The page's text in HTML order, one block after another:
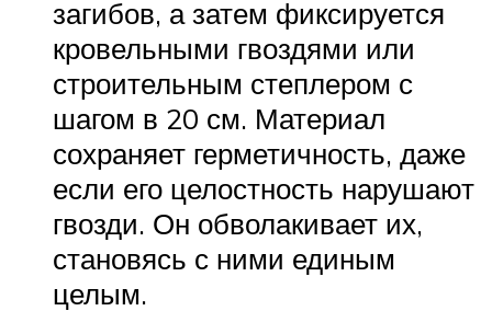
загибов, а затем фиксируется
кровельными гвоздями или
строительным степлером с
шагом в 20 см. Материал
сохраняет герметичность, даже
если его целостность нарушают
гвозди. Он обволакивает их,
становясь с ними единым
целым.